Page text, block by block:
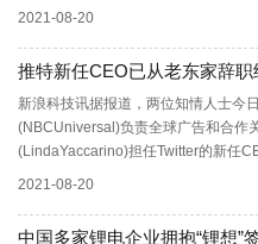
2021-08-20
推特新任CEO已从老东家辞
新浪科技讯据报道，两位知情人士今
(NBCUniversal)负责全球广告和合作
(LindaYaccarino)担任Twitter的新任
2021-08-20
中国多家锂电企业拥抱“锂想”